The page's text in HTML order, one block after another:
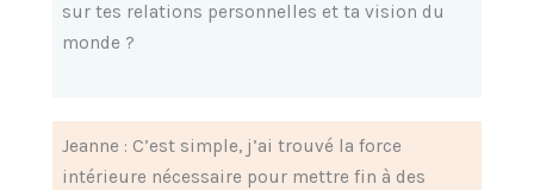
sur tes relations personnelles et ta vision du
monde ?
Jeanne : C’est simple, j’ai trouvé la force
intérieure nécessaire pour mettre fin à des